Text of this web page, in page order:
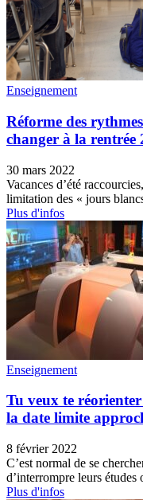
Enseignement
Réforme des
changer à la rentrée
30 mars 2022
Vacances d’été
limitation des « jours
Plus d'infos
Enseignement
Tu veux te
la date limite
8 février 2022
C’est normal de se
d’interrompre leurs études
Plus d'infos